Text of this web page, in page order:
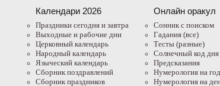
Календари 2026
Праздники сегодня и завтра
Выходные и рабочие дни
Церковный календарь
Народный календарь
Языческий календарь
Сборник поздравлений
Сборник праздников
Онлайн оракул
Cонник с поиском
Гадания (все)
Тесты (разные)
Солнечный код дня
Предсказания
Нумерология на год
Нумерология на